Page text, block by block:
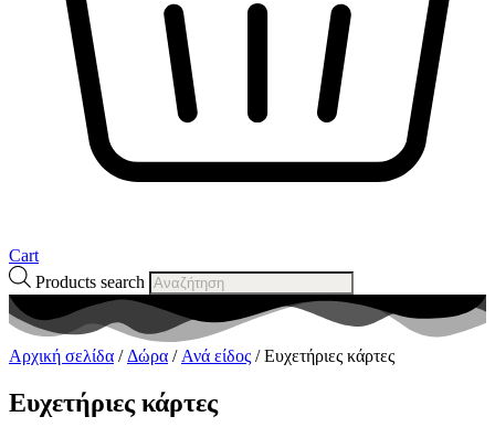
Cart
Products search
Αρχική σελίδα / Δώρα / Ανά είδος / Ευχετήριες κάρτες
Ευχετήριες κάρτες